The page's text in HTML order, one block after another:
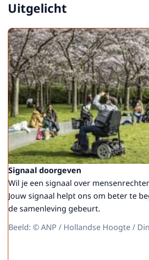
Uitgelicht
Signaal doorgeven
Wil je een signaal over
Jouw signaal helpt ons om beter te
de samenleving gebeurt.
Beeld: © ANP / Hollandse Hoogte /